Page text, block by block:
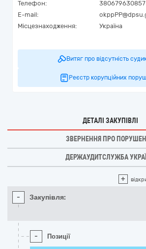
Телефон:
380679630857
E-mail:
Місцезнаходження:
Україна
Витяг про відсутність
Реєстр корупційних
ДЕТАЛІ ЗАКУПІВЛІ
ЗВЕРНЕННЯ ПРО
ДЕРЖАУДИТСЛУЖБА
+
- Закупівля:
- Позиції